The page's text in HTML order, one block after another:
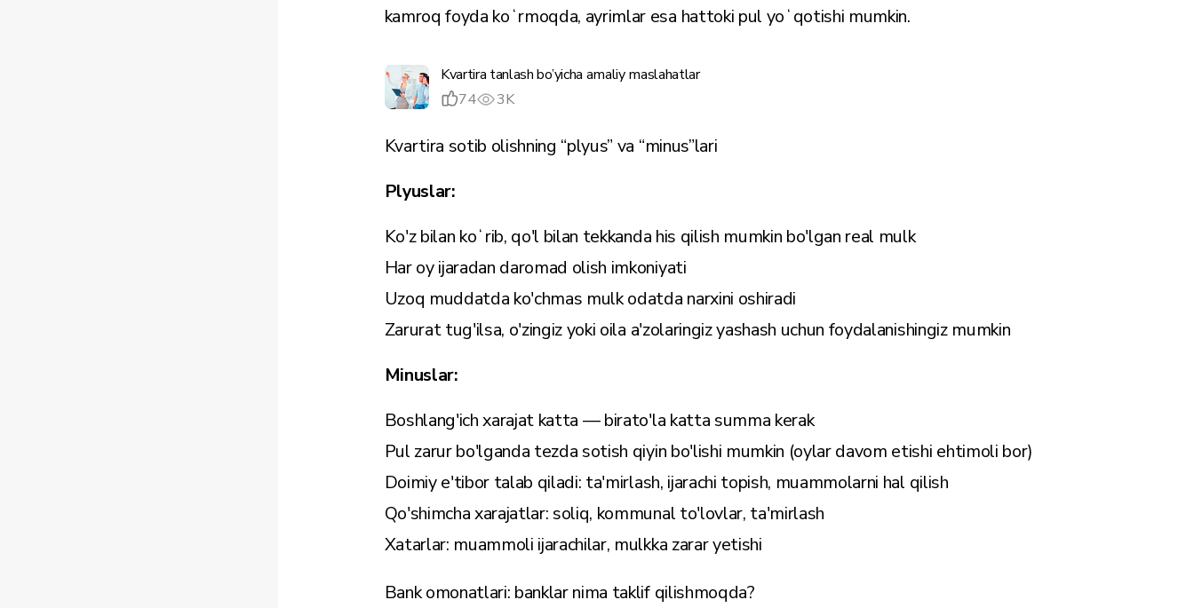
kamroq foyda koʻrmoqda, ayrimlar esa hattoki pul yoʻqotishi mumkin.
Kvartira tanlash bo’yicha amaliy maslahatlar
74
3K
Kvartira sotib olishning “plyus” va “minus”lari
Plyuslar:
Ko'z bilan koʻrib, qo'l bilan tekkanda his qilish mumkin bo'lgan real mulk
Har oy ijaradan daromad olish imkoniyati
Uzoq muddatda ko'chmas mulk odatda narxini oshiradi
Zarurat tug'ilsa, o'zingiz yoki oila a'zolaringiz yashash uchun foydalanishingiz mumkin
Minuslar:
Boshlang'ich xarajat katta — birato'la katta summa kerak
Pul zarur bo'lganda tezda sotish qiyin bo'lishi mumkin (oylar davom etishi ehtimoli bor)
Doimiy e'tibor talab qiladi: ta'mirlash, ijarachi topish, muammolarni hal qilish
Qo'shimcha xarajatlar: soliq, kommunal to'lovlar, ta'mirlash
Xatarlar: muammoli ijarachilar, mulkka zarar yetishi
Bank omonatlari: banklar nima taklif qilishmoqda?